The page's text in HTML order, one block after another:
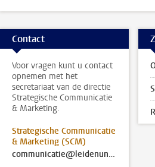
Contact
Voor vragen kunt u contact
opnemen met het
secretariaat van de directie
Strategische Communicatie
& Marketing.
Strategische Communicatie
& Marketing (SCM)
communicatie@leidenuniv.nl